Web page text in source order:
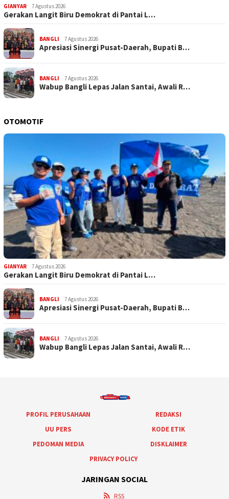
GIANYAR 7 Agustus 2026
Gerakan Langit Biru Demokrat di Pantai L…
BANGLI 7 Agustus 2026
Apresiasi Sinergi Pusat-Daerah, Bupati B…
BANGLI 7 Agustus 2026
Wabup Bangli Lepas Jalan Santai, Awali R…
OTOMOTIF
GIANYAR 7 Agustus 2026
Gerakan Langit Biru Demokrat di Pantai L…
BANGLI 7 Agustus 2026
Apresiasi Sinergi Pusat-Daerah, Bupati B…
BANGLI 7 Agustus 2026
Wabup Bangli Lepas Jalan Santai, Awali R…
PROFIL PERUSAHAAN
REDAKSI
UU PERS
KODE ETIK
PEDOMAN MEDIA
DISKLAIMER
PRIVACY POLICY
JARINGAN SOCIAL
RSS